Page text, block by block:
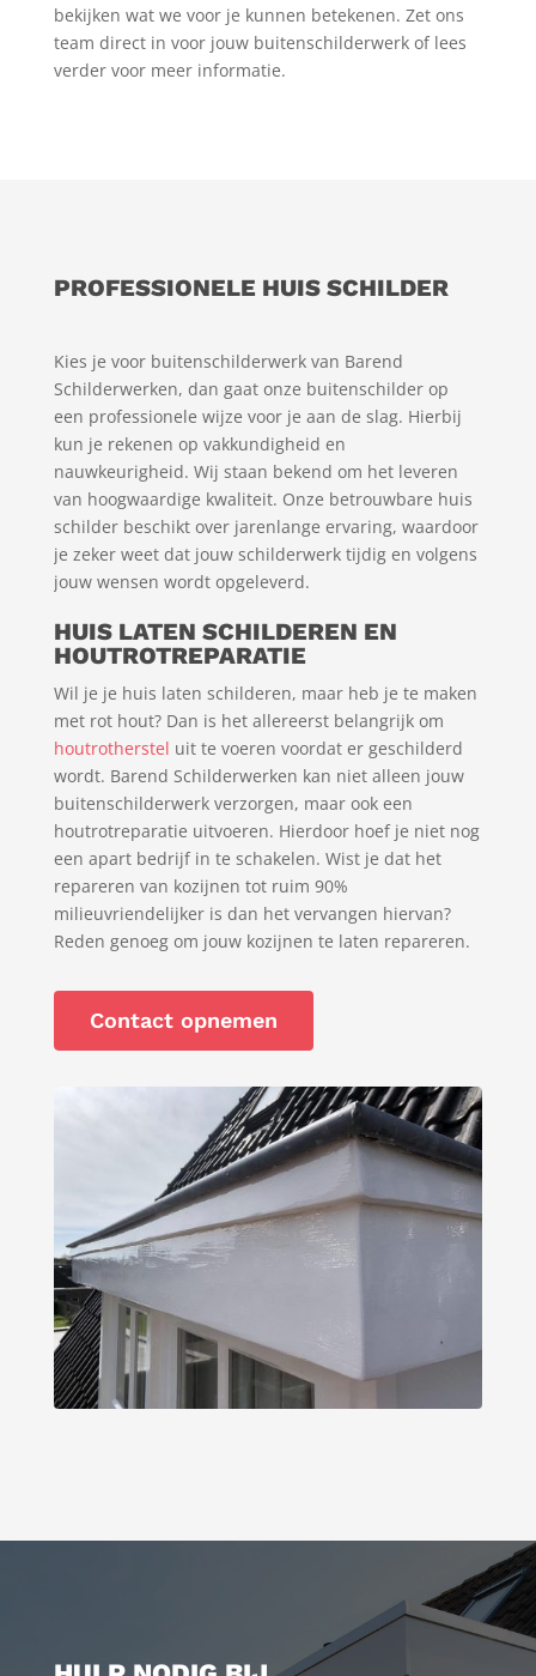
bekijken wat we voor je kunnen betekenen. Zet ons
team direct in voor jouw buitenschilderwerk of lees
verder voor meer informatie.
PROFESSIONELE HUIS SCHILDER
Kies je voor buitenschilderwerk van Barend
Schilderwerken, dan gaat onze buitenschilder op
een professionele wijze voor je aan de slag. Hierbij
kun je rekenen op vakkundigheid en
nauwkeurigheid. Wij staan bekend om het leveren
van hoogwaardige kwaliteit. Onze betrouwbare huis
schilder beschikt over jarenlange ervaring, waardoor
je zeker weet dat jouw schilderwerk tijdig en volgens
jouw wensen wordt opgeleverd.
HUIS LATEN SCHILDEREN EN
HOUTROTREPARATIE
Wil je je huis laten schilderen, maar heb je te maken
met rot hout? Dan is het allereerst belangrijk om
houtrotherstel uit te voeren voordat er geschilderd
wordt. Barend Schilderwerken kan niet alleen jouw
buitenschilderwerk verzorgen, maar ook een
houtrotreparatie uitvoeren. Hierdoor hoef je niet nog
een apart bedrijf in te schakelen. Wist je dat het
repareren van kozijnen tot ruim 90%
milieuvriendelijker is dan het vervangen hiervan?
Reden genoeg om jouw kozijnen te laten repareren.
Contact opnemen